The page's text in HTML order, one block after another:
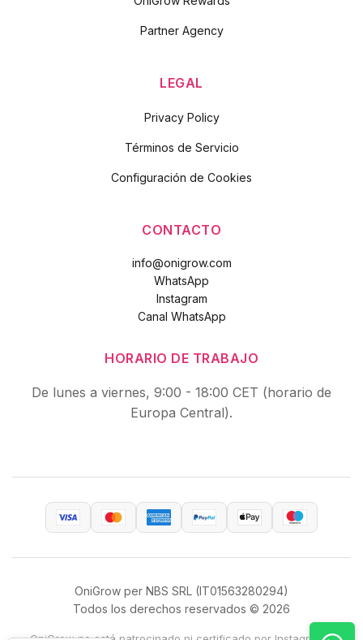
Partner Agency
LEGAL
Privacy Policy
Términos de Servicio
Configuración de Cookies
CONTACTO
info@onigrow.com
WhatsApp
Instagram
Canal WhatsApp
HORARIO DE TRABAJO
De lunes a viernes, 9:00 - 18:00 CET (horario de
Europa Central).
OniGrow per NBS SRL (IT01563280294)
Todos los derechos reservados © 2026